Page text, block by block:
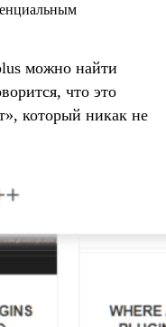
можно найти
что это
который никак не